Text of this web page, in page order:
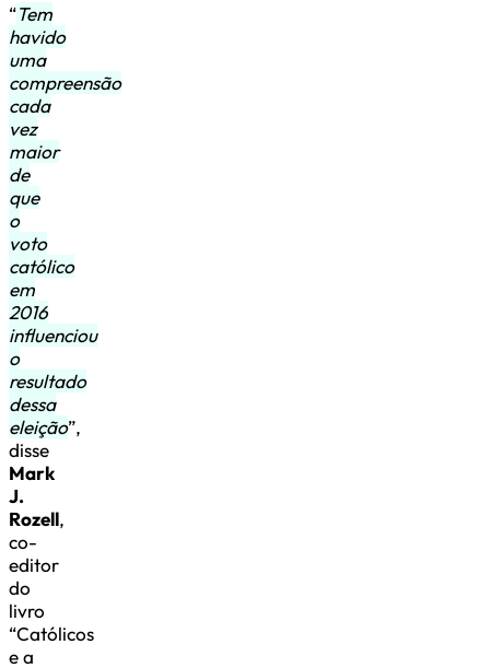
“Tem
havido
uma
compreensão
cada
vez
maior
de
que
o
voto
católico
em
2016
influenciou
o
resultado
dessa
eleição”,
disse
Mark
J.
Rozell,
co-
editor
do
livro
“Católicos
e a